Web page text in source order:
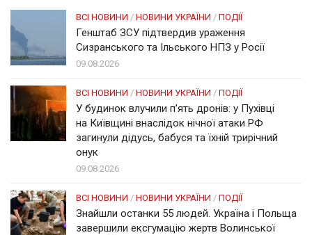
ВСІ НОВИНИ / НОВИНИ УКРАЇНИ / ПОДІЇ
Генштаб ЗСУ підтвердив ураження
Сизранського та Ільського НПЗ у Росії
09.08.2026
ВСІ НОВИНИ / НОВИНИ УКРАЇНИ / ПОДІЇ
У будинок влучили п’ять дронів: у Пухівці
на Київщині внаслідок нічної атаки РФ
загинули дідусь, бабуся та їхній трирічний
онук
09.08.2026
ВСІ НОВИНИ / НОВИНИ УКРАЇНИ / ПОДІЇ
Знайшли останки 55 людей. Україна і Польща
завершили ексгумацію жертв Волинської